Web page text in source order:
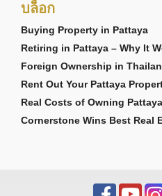
บล็อก
Buying Property in Pattaya
Retiring in Pattaya – Why It
Foreign Ownership in
Rent Out Your Pattaya
Real Costs of Owning
Cornerstone Wins Best Real